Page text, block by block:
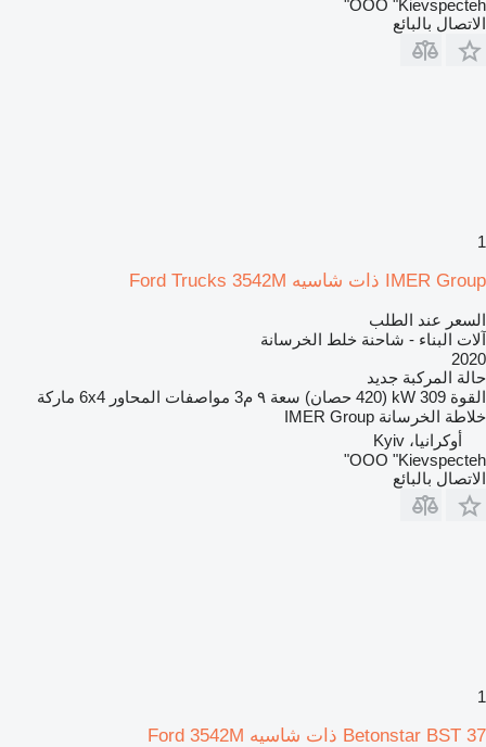
OOO "Kievspecteh"
الاتصال بالبائع
1
IMER Group ذات شاسيه Ford Trucks 3542M
السعر عند الطلب
آلات البناء - شاحنة خلط الخرسانة
2020
حالة المركبة جديد
القوة 309 kW (420 حصان) سعة ٩ م3 مواصفات المحاور 6x4 ماركة
خلاطة الخرسانة IMER Group
أوكرانيا، Kyiv
OOO "Kievspecteh"
الاتصال بالبائع
1
Betonstar BST 37 ذات شاسيه Ford 3542M